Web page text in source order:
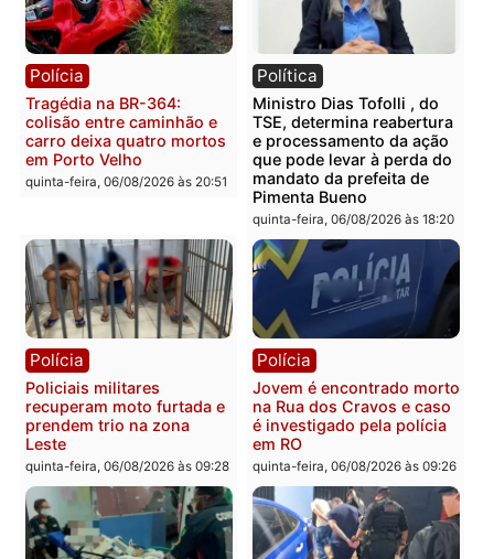
Casal é preso pela PRF
com mais de 72 quilos de
mercúrio escondidos em
estepe em Porto Velho
sexta-feira, 07/08/2026 às 09:38
Polícia Civil deflagra
operação contra facção
criminosa que atacava
provedores de internet
Rondônia
sexta-feira, 07/08/2026 às
Polícia
Homem é encontrado
morto em residência no
bairro Colina Park em RO
sexta-feira, 07/08/2026 às 09:30
Polícia
Polícia Militar apreende
explosivos e
durante patrulhamento
fluvial no Rio Madeira em
Porto Velho
sexta-feira, 07/08/2026 às